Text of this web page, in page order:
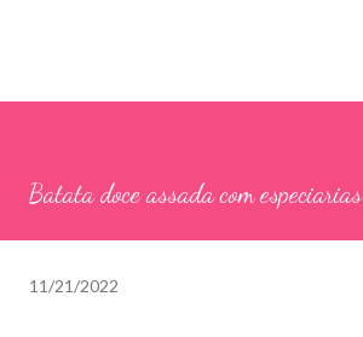
Batata doce assada com especiarias
11/21/2022